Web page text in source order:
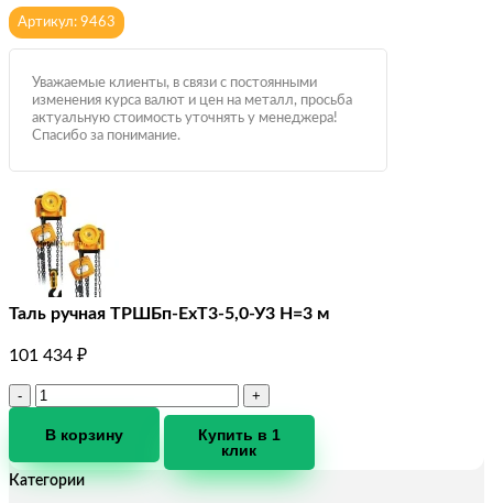
Артикул: 9463
Уважаемые клиенты, в связи с постоянными
изменения курса валют и цен на металл, просьба
актуальную стоимость уточнять у менеджера!
Спасибо за понимание.
Таль ручная ТРШБп-ЕхТ3-5,0-У3 Н=3 м
101 434 ₽
Количество
Таль
ТРШБп-
В корзину
Купить в 1
клик
Категории